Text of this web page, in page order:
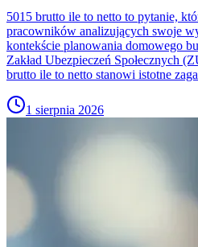
5015 brutto ile to netto to pytanie,
pracowników analizujących swoje
kontekście planowania domowego
Zakład Ubezpieczeń Społecznych
brutto ile to netto stanowi istotne
1 sierpnia 2026